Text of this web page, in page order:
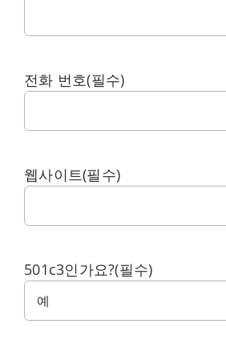
전화 번호(필수)
웹사이트(필수)
501c3인가요?(필수)